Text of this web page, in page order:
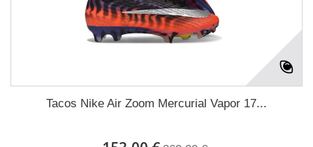
Tacos Nike Air Zoom Mercurial Vapor 17...